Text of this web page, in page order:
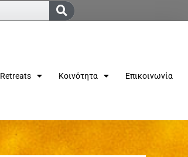
Retreats Κοινότητα Επικοινωνία